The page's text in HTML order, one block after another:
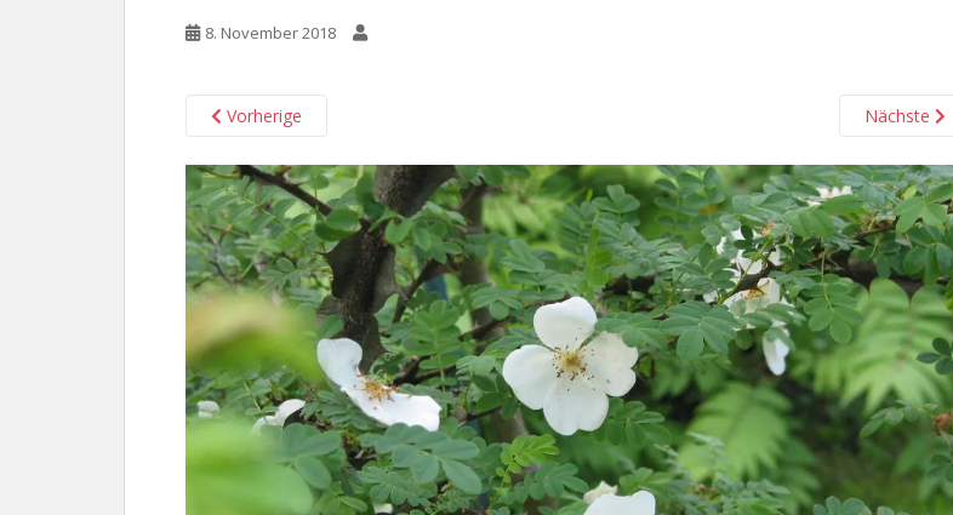
8. November 2018
Vorherige Nächste